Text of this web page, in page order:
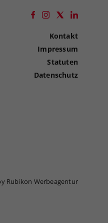
Kontakt
Impressum
Statuten
Datenschutz
Rubikon Werbeagentur